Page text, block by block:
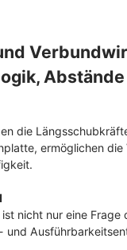
die
ermöglichen
nicht nur eine Frage
und